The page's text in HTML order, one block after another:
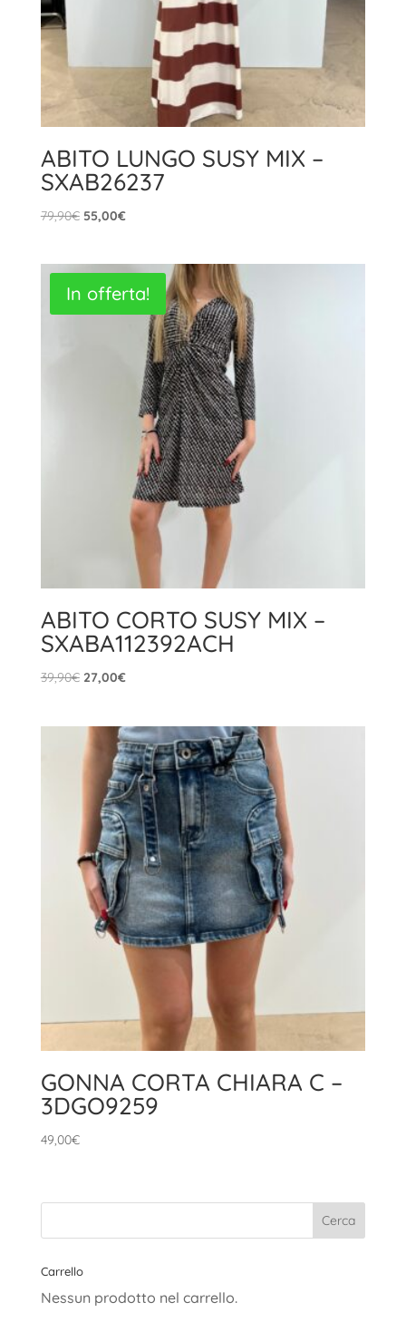
ABITO LUNGO SUSY MIX –
SXAB26237
79,90€ Il
era:
79,90€.
55,00€Il
è:
55,00€.
In offerta!
ABITO CORTO SUSY MIX –
SXABA112392ACH
39,90€ Il
39,90€.
27,00€Il
è:
27,00€.
GONNA CORTA CHIARA C –
3DGO9259
49,00€
Carrello
Nessun prodotto nel carrello.